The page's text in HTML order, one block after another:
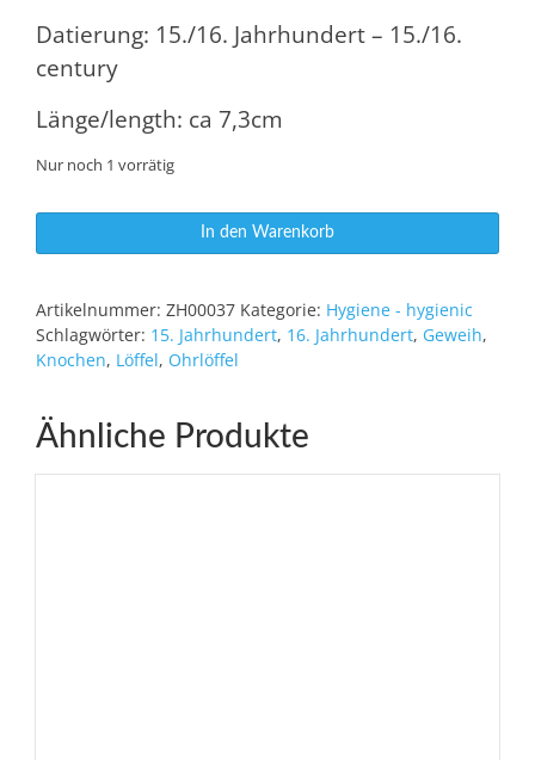
Datierung: 15./16. Jahrhundert – 15./16.
century
Länge/length: ca 7,3cm
Nur noch 1 vorrätig
aus
Menge
In den Warenkorb
Artikelnummer: ZH00037 Kategorie: Hygiene - hygienic
Schlagwörter: 15. Jahrhundert, 16. Jahrhundert, Geweih,
Knochen, Löffel, Ohrlöffel
Ähnliche Produkte